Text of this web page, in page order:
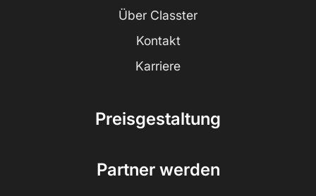
Über Classter
Kontakt
Karriere
Preisgestaltung
Partner werden